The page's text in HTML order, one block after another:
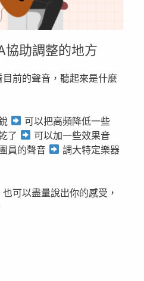
協助調整的地方
前的聲音，聽起來是什麼
可以把高頻降低一些
了
可以加一些效果音
員的聲音
調大特定樂器
可以盡量說出你的感受，